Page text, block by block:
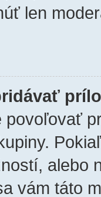
len
povoľovať
alebo
vám táto